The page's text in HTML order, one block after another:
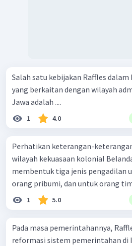
Salah satu kebijakan Raffles
yang berkaitan dengan wilayah
Jawa adalah ....
1 4.0
Perhatikan keterangan-keterangan
wilayah kekuasaan kolonial
membentuk tiga jenis pengadilan
orang pribumi, dan untuk orang
1 5.0
Pada masa pemerintahannya,
reformasi sistem pemerintahan di